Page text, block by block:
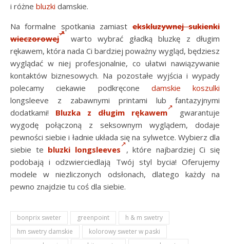
i różne bluzki damskie.
Na formalne spotkania zamiastekskluzywnej sukienki
wieczorowej
warto wybrać gładką bluzkę z długim
rękawem, która nada Ci bardziej poważny wygląd, będziesz
wyglądać w niej profesjonalnie, co ułatwi nawiązywanie
kontaktów biznesowych. Na pozostałe wyjścia i wypady
polecamy ciekawie podkręcone damskie koszulki
longsleeve z zabawnymi printami lub fantazyjnymi
dodatkami! Bluzka z długim rękawem
gwarantuje
wygodę połączoną z seksownym wyglądem, dodaje
pewności siebie i ładnie układa się na sylwetce. Wybierz dla
siebie te bluzki longsleeves
, które najbardziej Ci się
podobają i odzwierciedlają Twój styl bycia! Oferujemy
modele w niezliczonych odsłonach, dlatego każdy na
pewno znajdzie tu coś dla siebie.
bonprix sweter greenpoint
h & m swetry
hm swetry damskie
kolorowy sweter w paski